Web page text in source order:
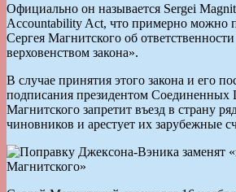
Официально он называется Sergei
Accountability Act, что примерно можно
Сергея Магнитского об
верховенством закона».
В случае принятия этого закона и его
подписания президентом Соединенных
Магнитского запретит въезд в страну
чиновников и арестует их зарубежные